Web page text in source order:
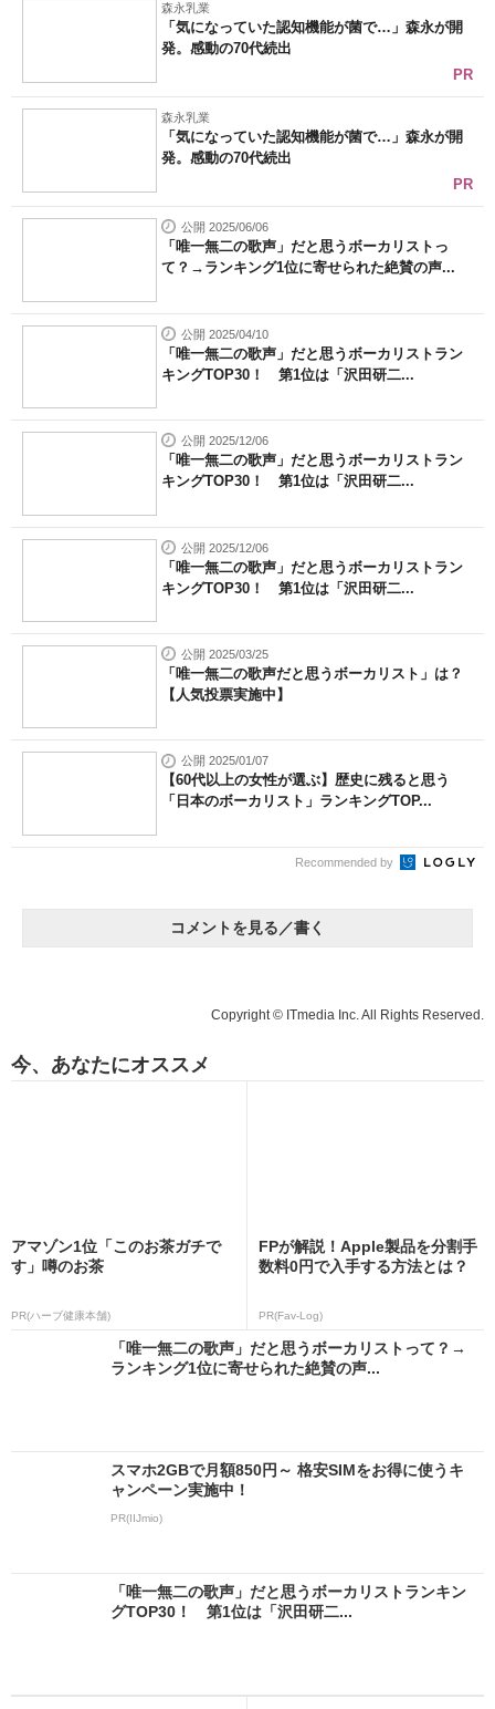
エネルギーの専門メディア
建設×テクノロジーの最前線
ちょっと気になるネットの話題
森永乳業
「気になっていた認知機能が菌で…」森永が開
発。感動の70代続出
PR
森永乳業
「気になっていた認知機能が菌で…」森永が開
発。感動の70代続出
PR
公開 2025/06/06
「唯一無二の歌声」だと思うボーカリストっ
て？→ランキング1位に寄せられた絶賛の声...
公開 2025/04/10
「唯一無二の歌声」だと思うボーカリストラン
キングTOP30！ 第1位は「沢田研二...
公開 2025/12/06
「唯一無二の歌声」だと思うボーカリストラン
キングTOP30！ 第1位は「沢田研二...
公開 2025/12/06
「唯一無二の歌声」だと思うボーカリストラン
キングTOP30！ 第1位は「沢田研二...
公開 2025/03/25
「唯一無二の歌声だと思うボーカリスト」は？
【人気投票実施中】
公開 2025/01/07
【60代以上の女性が選ぶ】歴史に残ると思う
「日本のボーカリスト」ランキングTOP...
Recommended by
コメントを見る／書く
Copyright © ITmedia Inc. All Rights Reserved.
今、あなたにオススメ
アマゾン1位「このお茶ガチで
す」噂のお茶
PR(ハーブ健康本舗)
FPが解説！Apple製品を分割手
数料0円で入手する方法とは？
PR(Fav-Log)
「唯一無二の歌声」だと思うボーカリストって？→
ランキング1位に寄せられた絶賛の声...
スマホ2GBで月額850円～ 格安SIMをお得に使うキ
ャンペーン実施中！
PR(IIJmio)
「唯一無二の歌声」だと思うボーカリストランキン
グTOP30！ 第1位は「沢田研二...